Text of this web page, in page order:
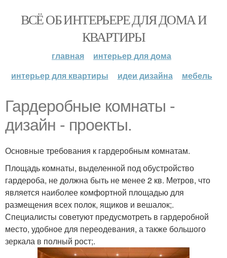
ВСЁ ОБ ИНТЕРЬЕРЕ ДЛЯ ДОМА И
КВАРТИРЫ
главная
интерьер для дома
интерьер для квартиры
идеи дизайна мебель
Гардеробные комнаты -
дизайн - проекты.
Основные требования к гардеробным комнатам.
Площадь комнаты, выделенной под обустройство
гардероба, не должна быть не менее 2 кв. Метров, что
является наиболее комфортной площадью для
размещения всех полок, ящиков и вешалок;.
Специалисты советуют предусмотреть в гардеробной
место, удобное для переодевания, а также большого
зеркала в полный рост;.